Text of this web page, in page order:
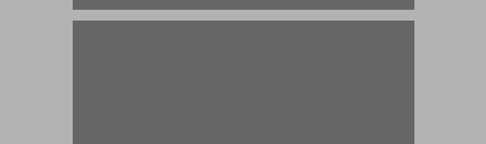
הספר 'יסוד מורא וסוד תורה' ... 16